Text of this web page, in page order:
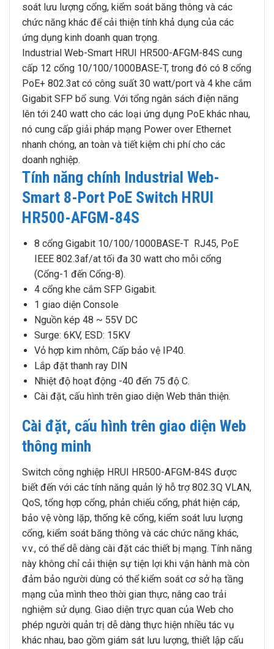
soát lưu lượng cổng, kiểm soát băng thông và các
chức năng khác để cải thiện tính khả dụng của các
ứng dụng kinh doanh quan trọng.
Industrial Web-Smart HRUI HR500-AFGM-84S cung
cấp 12 cổng 10/100/1000BASE-T, trong đó có 8 cổng
PoE+ 802.3at có công suất 30 watt/port và 4 khe cắm
Gigabit SFP bổ sung. Với tổng ngân sách điện năng
lên tới 240 watt cho các loại ứng dụng PoE khác nhau,
nó cung cấp giải pháp mạng Power over Ethernet
nhanh chóng, an toàn và tiết kiệm chi phí cho các
doanh nghiệp.
Tính năng chính Industrial Web-
Smart 8-Port PoE Switch HRUI
HR500-AFGM-84S
8 cổng Gigabit 10/100/1000BASE-T RJ45, PoE
IEEE 802.3af/at tối đa 30 watt cho mỗi cổng
(Cổng-1 đến Cổng-8).
4 cổng khe cắm SFP Gigabit.
1 giao diện Console
Nguồn kép 48 ~ 55V DC
Surge: 6KV, ESD: 15KV
Vỏ hợp kim nhôm, Cấp bảo vệ IP40.
Lắp đặt thanh ray DIN
Nhiệt độ hoạt động -40 đến 75 độ C.
Cài đặt, cấu hình trên giao diện Web thân thiện.
Cài đặt, cấu hình trên giao diện Web
thông minh
Switch công nghiệp HRUI HR500-AFGM-84S được
biết đến với các tính năng quản lý hỗ trợ 802.3Q VLAN,
QoS, tổng hợp cổng, phản chiếu cổng, phát hiện cáp,
bảo vệ vòng lặp, thống kê cổng, kiểm soát lưu lượng
cổng, kiểm soát băng thông và các chức năng khác,
v.v., có thể dễ dàng cài đặt các thiết bị mạng. Tính năng
này không chỉ cải thiện sự tiện lợi khi vận hành mà còn
đảm bảo người dùng có thể kiểm soát cơ sở hạ tầng
mạng của mình theo thời gian thực, nâng cao trải
nghiệm sử dụng. Giao diện trực quan của Web cho
phép người quản trị dễ dàng thực hiện nhiều tác vụ
khác nhau, bao gồm giám sát lưu lượng, thiết lập cấu